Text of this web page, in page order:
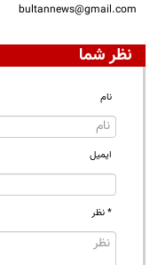
bultannews@gmail.com
نظر شما
نام
ایمیل
* نظر